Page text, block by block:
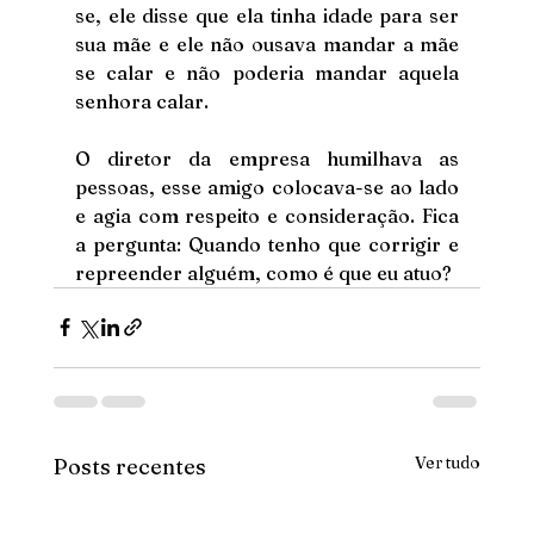
se, ele disse que ela tinha idade para ser
sua mãe e ele não ousava mandar a mãe
se calar e não poderia mandar aquela
senhora calar.
O diretor da empresa humilhava as
pessoas, esse amigo colocava-se ao lado
e agia com respeito e consideração. Fica
a pergunta: Quando tenho que corrigir e
repreender alguém, como é que eu atuo?
Posts recentes Ver tudo